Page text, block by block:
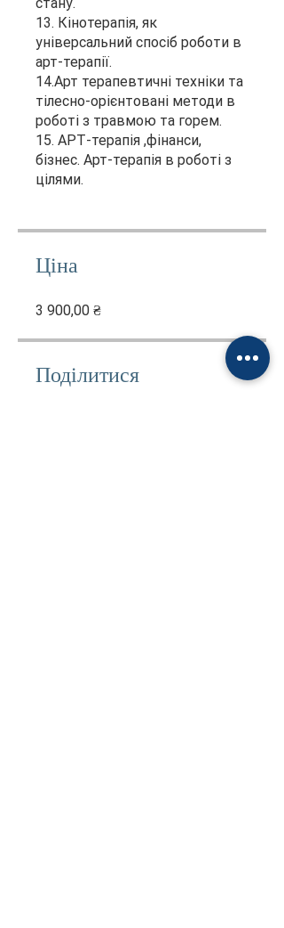
13. Кінотерапія, як
універсальний спосіб роботи в
арт-терапії.
14.Арт терапевтичні техніки та
тілесно-орієнтовані методи в
роботі з травмою та горем.
15. АРТ-терапія ,фінанси,
бізнес. Арт-терапія в роботі з
цілями.
Ціна
3 900,00 ₴
Поділитися